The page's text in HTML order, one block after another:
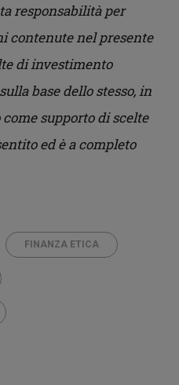
responsabilità per
contenute nel presente
di investimento
base dello stesso, in
supporto di scelte
ed è a completo
FINANZA ETICA